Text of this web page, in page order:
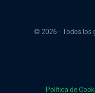
© 2026 - Todos los
Política de